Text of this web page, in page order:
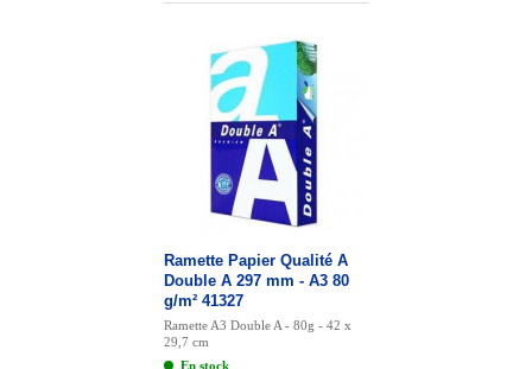
Ramette Papier Qualité A
Double A 297 mm - A3 80
g/m² 41327
Ramette A3 Double A - 80g - 42 x
29,7 cm
En stock